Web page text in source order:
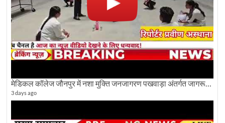
मेडिकल कॉलेज जौनपुर में नशा मुक्ति जनजागरण पखवाड़ा अंतर्गत जागरूकता कार्यक्रम आयोजित
3 days ago